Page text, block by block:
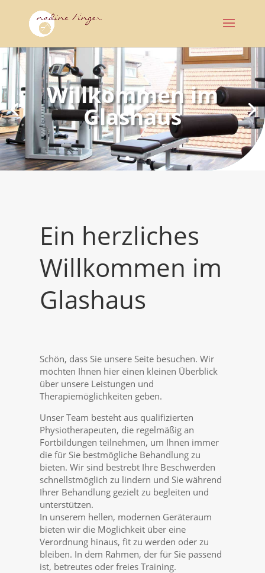
Willkommen im
Glashaus
Ein herzliches
Willkommen im
Glashaus
Schön, dass Sie unsere Seite besuchen. Wir
möchten Ihnen hier einen kleinen Überblick
über unsere Leistungen und
Therapiemöglichkeiten geben.
Unser Team besteht aus qualifizierten
Physiotherapeuten, die regelmäßig an
Fortbildungen teilnehmen, um Ihnen immer
die für Sie bestmögliche Behandlung zu
bieten. Wir sind bestrebt Ihre Beschwerden
schnellstmöglich zu lindern und Sie während
Ihrer Behandlung gezielt zu begleiten und
unterstützen.
In unserem hellen, modernen Geräteraum
bieten wir die Möglichkeit über eine
Verordnung hinaus, fit zu werden oder zu
bleiben. In dem Rahmen, der für Sie passend
ist, betreutes oder freies Training.